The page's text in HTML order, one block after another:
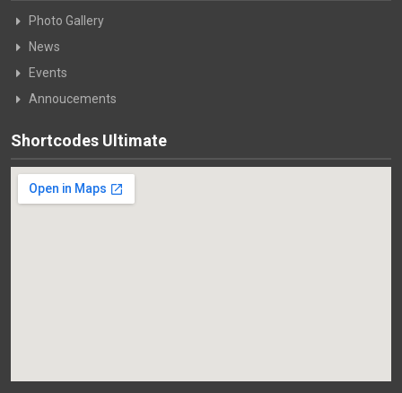
Photo Gallery
News
Events
Annoucements
Shortcodes Ultimate